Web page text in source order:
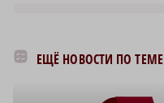
ЕЩЁ НОВОСТИ ПО ТЕМЕ